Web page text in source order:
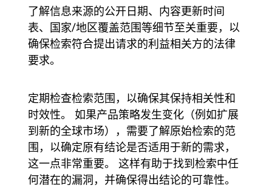
了解信息来源的公开日期、内容更新时间
表、国家/地区覆盖范围等细节至关重要，以
确保检索符合提出请求的利益相关方的法律
要求。
定期检查检索范围，以确保其保持相关性和
时效性。 如果产品策略发生变化（例如扩展
到新的全球市场），需要了解原始检索的范
围，以确定原有结论是否适用于新的需求，
这一点非常重要。 这样有助于找到检索中任
何潜在的漏洞，并确保得出结论的可靠性。